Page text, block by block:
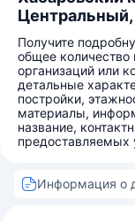
Центральный,
Получите
общее количество
организаций или
детальные
постройки,
материалы,
название,
предоставляемых
Информация о